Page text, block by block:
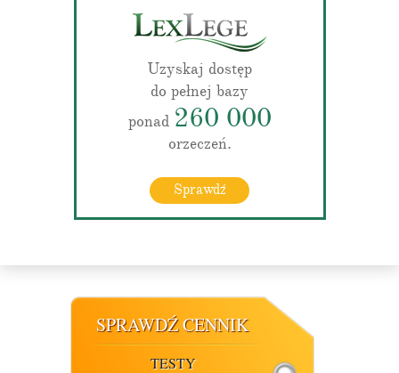
Uzyskaj dostęp
do pełnej bazy
ponad 260 000
orzeczeń.
Sprawdź
SPRAWDŹ CENNIK
TESTY